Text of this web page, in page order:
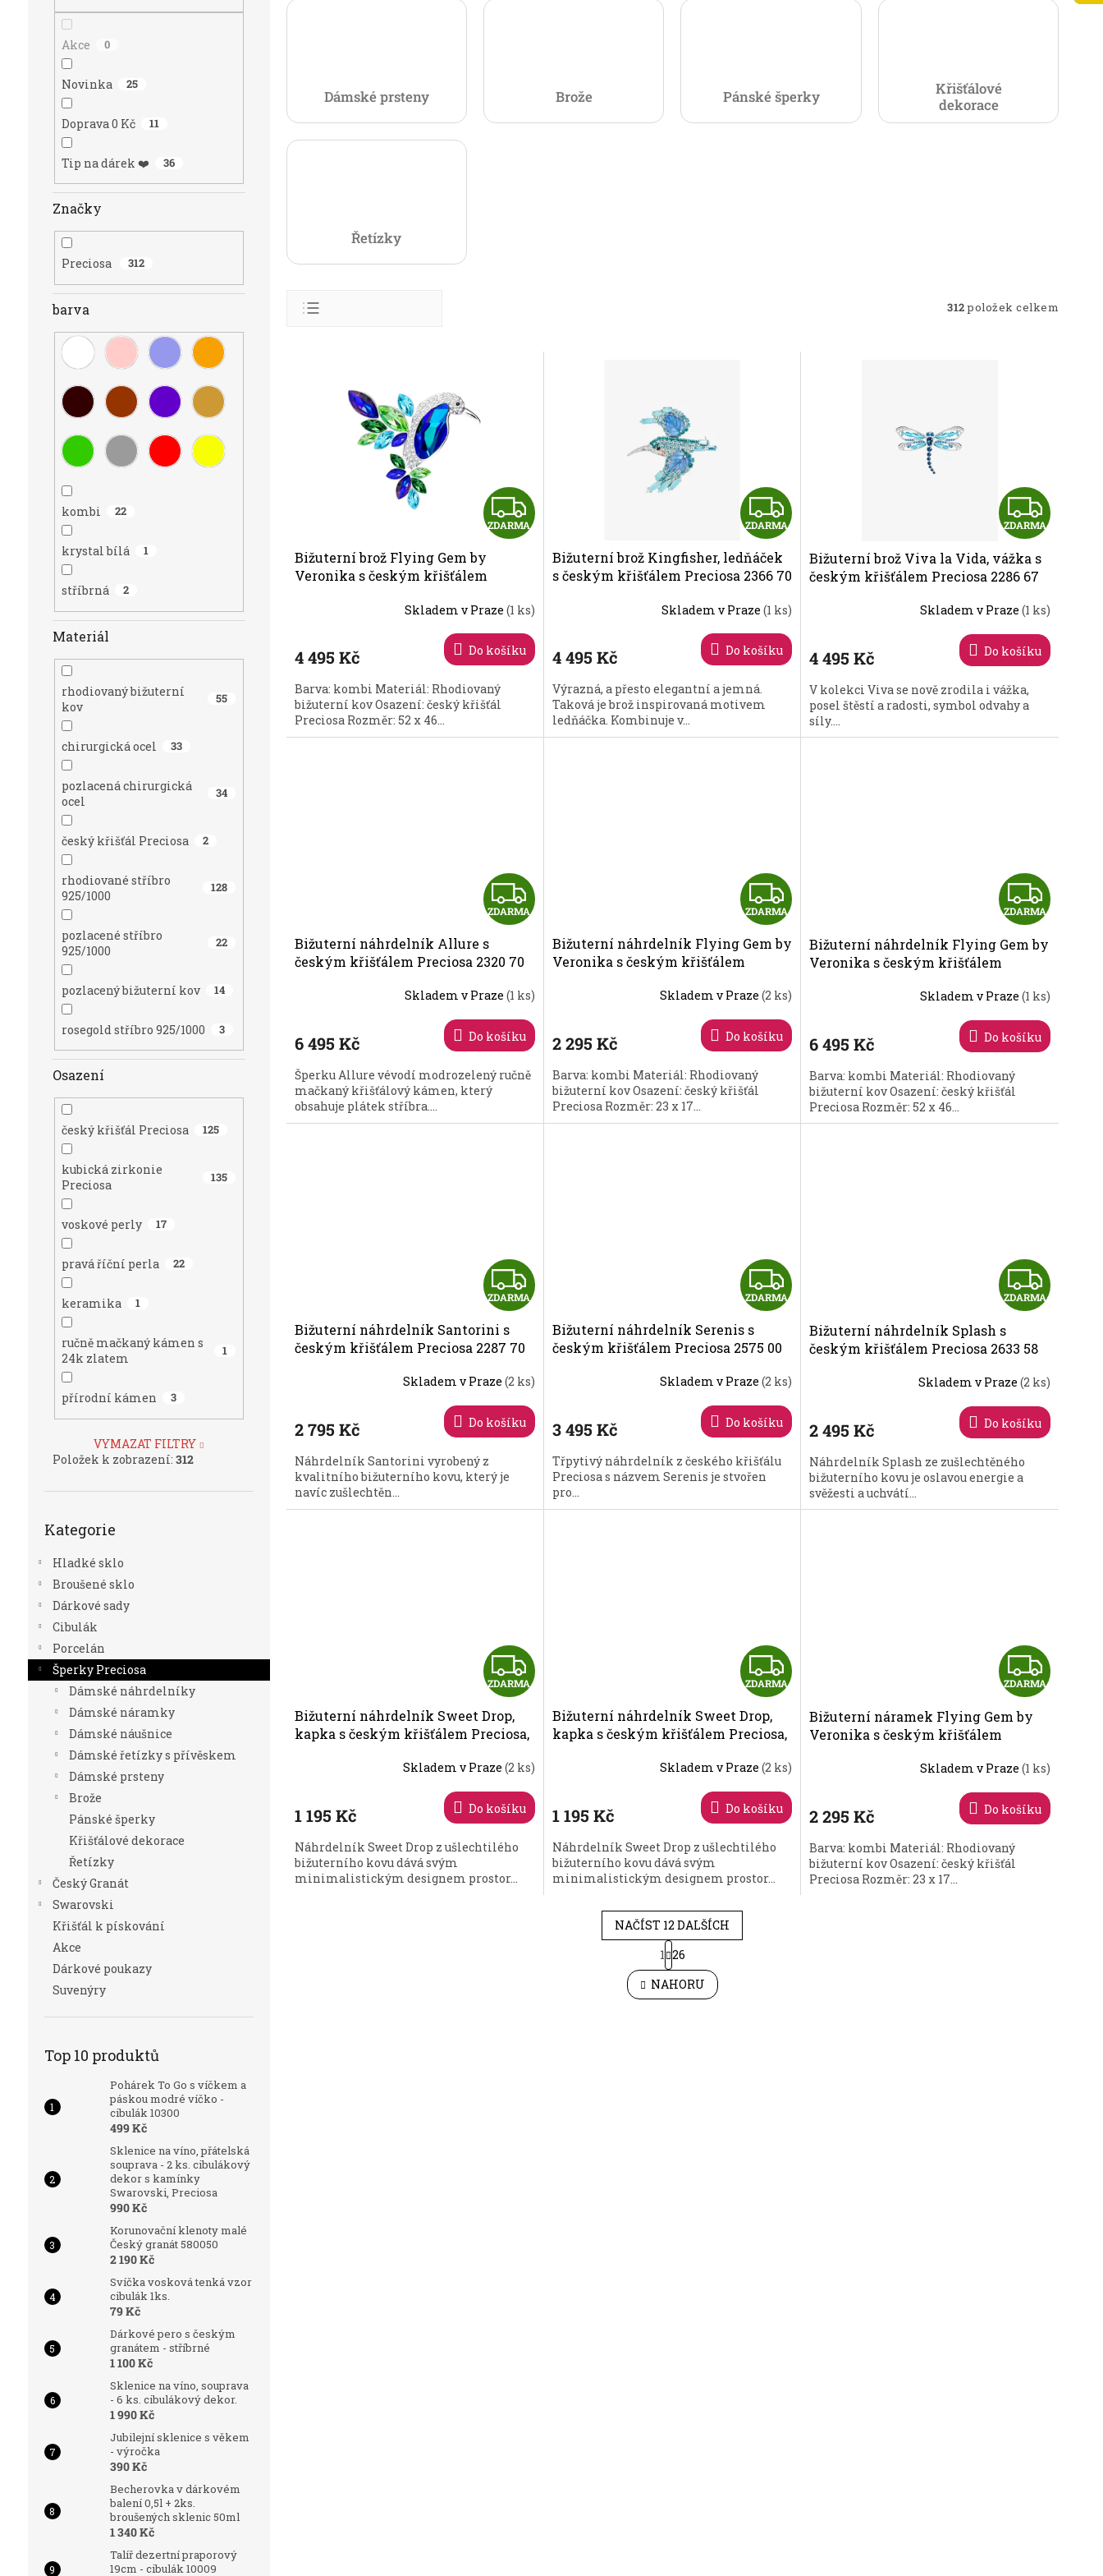
Akce 0
Novinka 25
Doprava 0 Kč 11
Tip na dárek ❤️ 36
Značky
Preciosa 312
barva
kombi 22
krystal bílá 1
stříbrná 2
Materiál
rhodiovaný bižuterní
kov
55
chirurgická ocel 33
pozlacená chirurgická
ocel
34
český křišťál Preciosa 2
rhodiované stříbro
925/1000
128
pozlacené stříbro
925/1000
22
pozlacený bižuterní kov 14
rosegold stříbro 925/1000 3
Osazení
český křišťál Preciosa 125
kubická zirkonie
Preciosa
135
voskové perly 17
pravá říční perla 22
keramika 1
ručně mačkaný kámen s
24k zlatem
1
přírodní kámen 3
VYMAZAT FILTRY
Položek k zobrazení: 312
kategorie
Kategorie
Hladké sklo
Broušené sklo
Dárkové sady
Cibulák
Porcelán
Šperky Preciosa
Dámské náhrdelníky
Dámské náramky
Dámské náušnice
Dámské řetízky s přívěskem
Dámské prsteny
Brože
Pánské šperky
Křišťálové dekorace
Řetízky
Český Granát
Swarovski
Křišťál k pískování
Akce
Dárkové poukazy
Suvenýry
Top 10 produktů
Pohárek To Go s víčkem a
páskou modré víčko -
cibulák 10300
499 Kč
Sklenice na víno, přátelská
souprava - 2 ks. cibulákový
dekor s kamínky
Swarovski, Preciosa
990 Kč
Korunovační klenoty malé
Český granát 580050
2 190 Kč
Svíčka vosková tenká vzor
cibulák 1ks.
79 Kč
Dárkové pero s českým
granátem - stříbrné
1 100 Kč
Sklenice na víno, souprava
- 6 ks. cibulákový dekor.
1 990 Kč
Jubilejní sklenice s věkem
- výročka
390 Kč
Becherovka v dárkovém
balení 0,5l + 2ks.
broušených sklenic 50ml
1 340 Kč
Talíř dezertní praporový
19cm - cibulák 10009
Dámské prsteny Brože Pánské šperky
Křišťálové
dekorace
Řetízky
Nejdražší
Nejprodávanější
312položek celkem
Z
D
R
M
ZDARMA
Bižuterní brož Flying Gem by
Veronika s českým křišťálem
Skladem v Praze (1 ks)
4 495 Kč Do košíku
Barva: kombi Materiál: Rhodiovaný
bižuterní kov Osazení: český křišťál
Preciosa Rozměr: 52 x 46...
Z
D
A
R
M
ZDARMA
Bižuterní brož Kingfisher, ledňáček
s českým křišťálem Preciosa 2366 70
Skladem v Praze(1 ks)
4 495 Kč Do košíku
Výrazná, a přesto elegantní a jemná.
Taková je brož inspirovaná motivem
ledňáčka. Kombinuje v...
Z
D
R
M
ZDARMA
Bižuterní brož Viva la Vida, vážka s
českým křišťálem Preciosa 2286 67
Skladem v Praze(1 ks)
4 495 Kč Do košíku
V kolekci Viva se nově zrodila i vážka,
posel štěstí a radosti, symbol odvahy a
síly....
Z
D
R
M
A
ZDARMA
Bižuterní náhrdelník Allure s
českým křišťálem Preciosa 2320 70
Skladem v Praze (1 ks)
6 495 Kč Do košíku
Šperku Allure vévodí modrozelený ručně
mačkaný křišťálový kámen, který
obsahuje plátek stříbra....
Z
D
A
R
M
ZDARMA
Bižuterní náhrdelník Flying Gem by
Veronika s českým křišťálem
Skladem v Praze(2 ks)
2 295 Kč Do košíku
Barva: kombi Materiál: Rhodiovaný
bižuterní kov Osazení: český křišťál
Preciosa Rozměr: 23 x 17...
Z
D
A
R
M
ZDARMA
Bižuterní náhrdelník Flying Gem by
Veronika s českým křišťálem
Skladem v Praze(1 ks)
6 495 Kč Do košíku
Barva: kombi Materiál: Rhodiovaný
bižuterní kov Osazení: český křišťál
Preciosa Rozměr: 52 x 46...
Z
D
R
M
ZDARMA
Bižuterní náhrdelník Santorini s
českým křišťálem Preciosa 2287 70
Skladem v Praze (2 ks)
2 795 Kč Do košíku
Náhrdelník Santorini vyrobený z
kvalitního bižuterního kovu, který je
navíc zušlechtěn...
Z
D
R
M
ZDARMA
Bižuterní náhrdelník Serenis s
českým křišťálem Preciosa 2575 00
Skladem v Praze(2 ks)
3 495 Kč Do košíku
Třpytivý náhrdelník z českého křišťálu
Preciosa s názvem Serenis je stvořen
pro...
Z
D
R
M
ZDARMA
Bižuterní náhrdelník Splash s
českým křišťálem Preciosa 2633 58
Skladem v Praze(2 ks)
2 495 Kč Do košíku
Náhrdelník Splash ze zušlechtěného
bižuterního kovu je oslavou energie a
svěžesti a uchvátí...
Z
D
A
R
M
ZDARMA
Bižuterní náhrdelník Sweet Drop,
kapka s českým křišťálem Preciosa,
Skladem v Praze (2 ks)
1 195 Kč Do košíku
Náhrdelník Sweet Drop z ušlechtilého
bižuterního kovu dává svým
minimalistickým designem prostor...
Z
D
A
R
M
ZDARMA
Bižuterní náhrdelník Sweet Drop,
kapka s českým křišťálem Preciosa,
Skladem v Praze(2 ks)
1 195 Kč Do košíku
Náhrdelník Sweet Drop z ušlechtilého
bižuterního kovu dává svým
minimalistickým designem prostor...
Z
D
R
M
ZDARMA
Bižuterní náramek Flying Gem by
Veronika s českým křišťálem
Skladem v Praze(1 ks)
2 295 Kč Do košíku
Barva: kombi Materiál: Rhodiovaný
bižuterní kov Osazení: český křišťál
Preciosa Rozměr: 23 x 17...
O
v
l
NAČÍST 12 DALŠÍCH
S
t
r
á
n
1 26
NAHORU